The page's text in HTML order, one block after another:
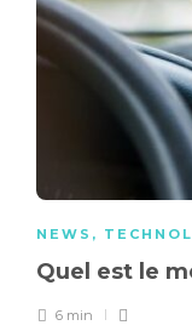
NEWS ,
Quel est le
6 min